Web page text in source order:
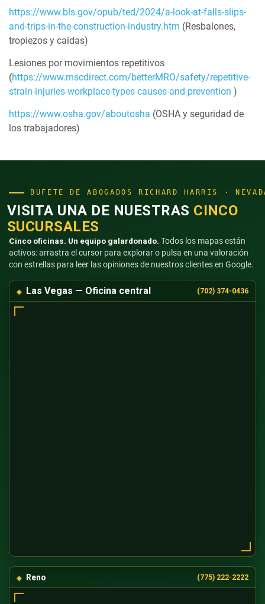
https://www.bls.gov/opub/ted/2024/a-look-at-falls-slips-
and-trips-in-the-construction-industry.htm (Resbalones,
tropiezos y caídas)
Lesiones por movimientos repetitivos
(https://www.mscdirect.com/betterMRO/safety/repetitive-
strain-injuries-workplace-types-causes-and-prevention )
https://www.osha.gov/aboutosha (OSHA y seguridad de
los trabajadores)
BUFETE DE ABOGADOS RICHARD HARRIS ·
VISITA UNA DE NUESTRAS CINCO
SUCURSALES
Cinco oficinas. Un equipo galardonado. Todos los mapas están
activos: arrastra el cursor para explorar o pulsa en una valoración
con estrellas para leer las opiniones de nuestros clientes en Google.
Las Vegas — Oficina central (702) 374-0436
Reno (775) 222-2222